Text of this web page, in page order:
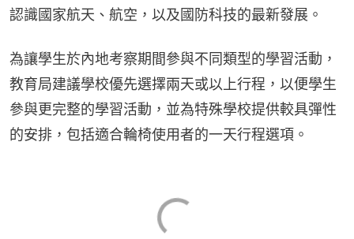
認識國家航天、航空，以及國防科技的最新發展。
為讓學生於內地考察期間參與不同類型的學習活動，
教育局建議學校優先選擇兩天或以上行程，以便學生
參與更完整的學習活動，並為特殊學校提供較具彈性
的安排，包括適合輪椅使用者的一天行程選項。